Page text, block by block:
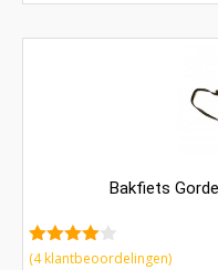
Bakfiets
4.25van
(4klantbeoordelingen)